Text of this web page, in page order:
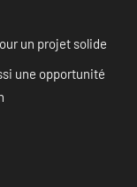
un projet solide
une opportunité